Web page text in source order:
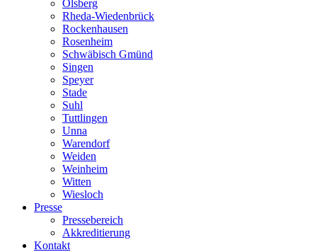
Olsberg
Rheda-Wiedenbrück
Rockenhausen
Rosenheim
Schwäbisch Gmünd
Singen
Speyer
Stade
Suhl
Tuttlingen
Unna
Warendorf
Weiden
Weinheim
Witten
Wiesloch
Presse
Pressebereich
Akkreditierung
Kontakt